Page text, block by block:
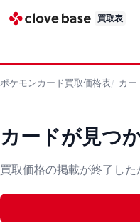
買取表
ポケモンカード買取価格表 カー
カードが見つ
買取価格の掲載が終了した